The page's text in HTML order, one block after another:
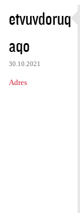
etvuvdoruq
aqo
30.10.2021
Adres